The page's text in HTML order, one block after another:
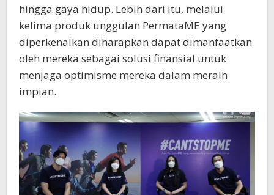
hingga gaya hidup. Lebih dari itu, melalui
kelima produk unggulan PermataME yang
diperkenalkan diharapkan dapat dimanfaatkan
oleh mereka sebagai solusi finansial untuk
menjaga optimisme mereka dalam meraih
impian.